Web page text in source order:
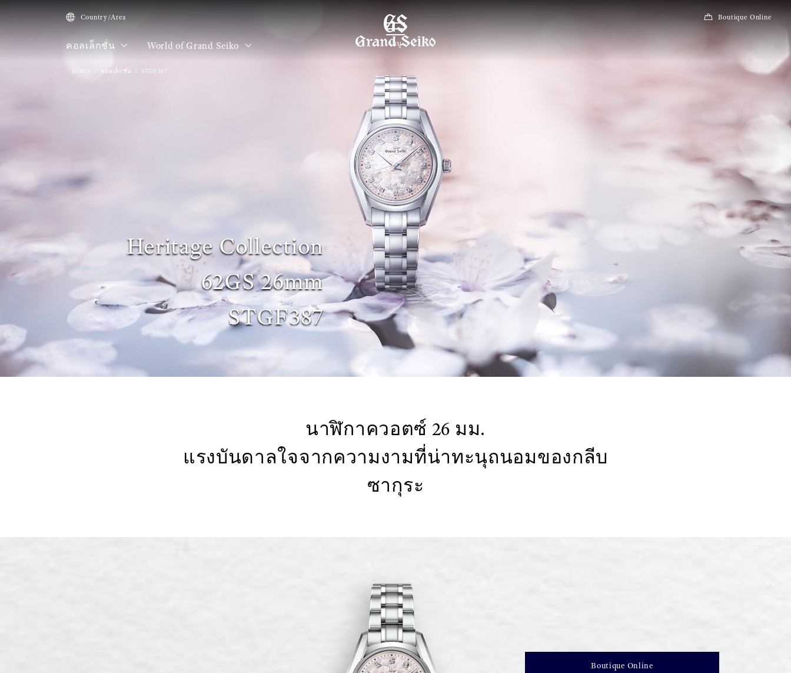
เมนู
Country/Area
คอลเล็กชั่น World of Grand Seiko
Boutique Online
Heritage Collection
62GS 26mm
STGF387
HOME คอลเล็กชั่น STGF387
นาฬิกาควอตซ์ 26 มม.
แรงบันดาลใจจากความงามที่น่าทะนุถนอมของกลีบ
ซากุระ
Boutique Online